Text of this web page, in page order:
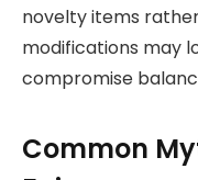
novelty items
modifications may
compromise
Common